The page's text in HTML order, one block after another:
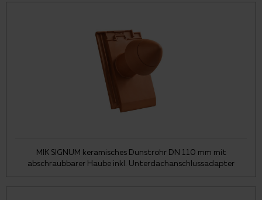
MIK SIGNUM keramisches Dunstrohr DN 110 mm mit
abschraubbarer Haube inkl. Unterdachanschlussadapter